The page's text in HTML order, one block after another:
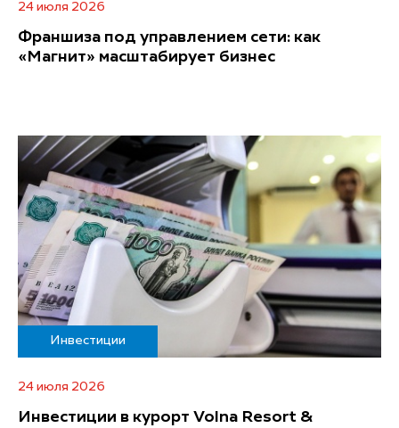
24 июля 2026
Франшиза под управлением сети: как
«Магнит» масштабирует бизнес
Инвестиции
24 июля 2026
Инвестиции в курорт Volna Resort &